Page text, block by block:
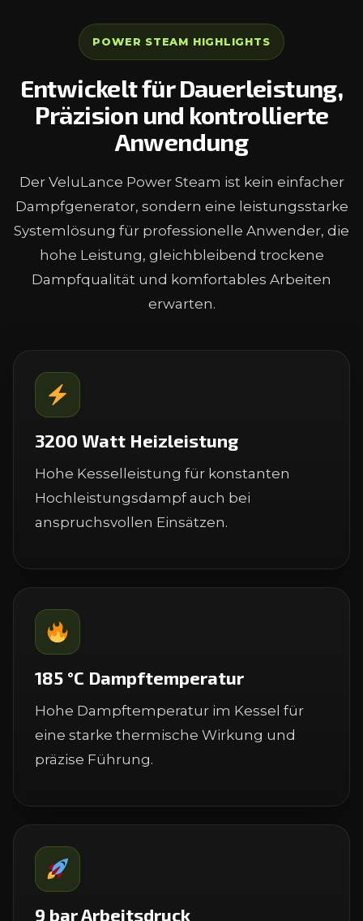
POWER STEAM HIGHLIGHTS
Entwickelt für Dauerleistung,
Präzision und kontrollierte
Anwendung
Der VeluLance Power Steam ist kein einfacher
Dampfgenerator, sondern eine leistungsstarke
Systemlösung für professionelle Anwender, die
hohe Leistung, gleichbleibend trockene
Dampfqualität und komfortables Arbeiten
erwarten.
3200 Watt Heizleistung
Hohe Kesselleistung für konstanten
Hochleistungsdampf auch bei
anspruchsvollen Einsätzen.
185 °C Dampftemperatur
Hohe Dampftemperatur im Kessel für
eine starke thermische Wirkung und
präzise Führung.
9 bar Arbeitsdruck